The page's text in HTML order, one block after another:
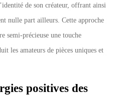
de son créateur, offrant ainsi
nulle part ailleurs. Cette approche
semi-précieuse une touche
les amateurs de pièces uniques et
positives des